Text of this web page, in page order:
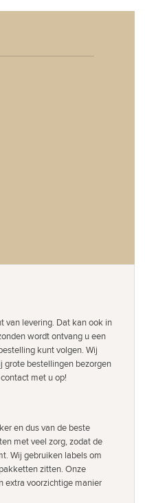
van levering. Dat kan ook in
wordt ontvang u een
kunt volgen. Wij
grote bestellingen bezorgen
met u op!
en dus van de beste
met veel zorg, zodat de
Wij gebruiken labels om
zitten. Onze
extra voorzichtige manier